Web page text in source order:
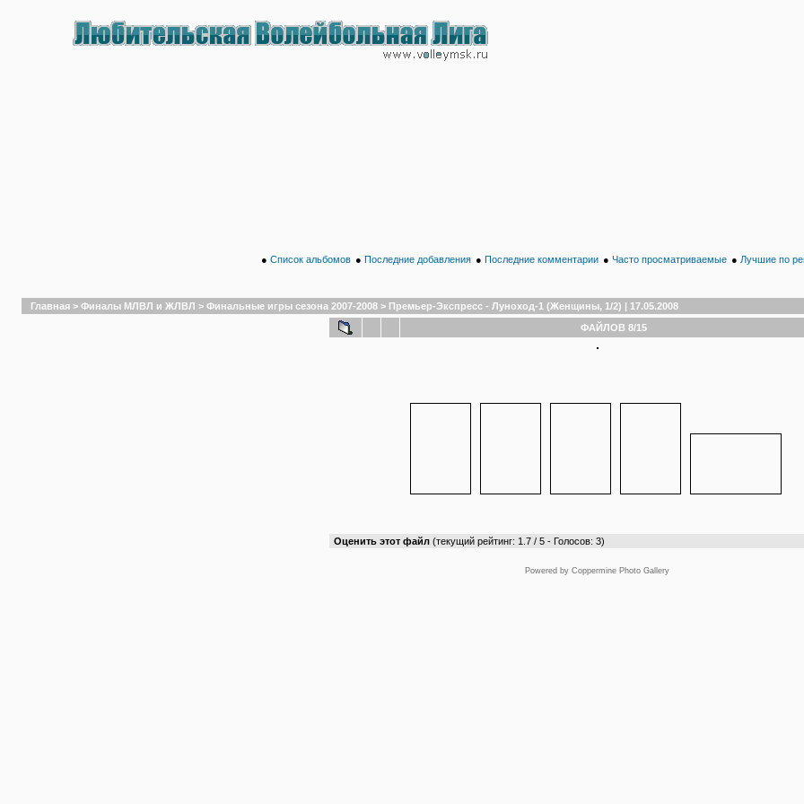
● Список альбомов ● Последние добавления ● Последние комментарии ● Часто просматриваемые ● Лучшие по
Главная > Финалы МЛВЛ и ЖЛВЛ > Финальные игры сезона 2007-2008 > Премьер-Экспресс - Луноход-1 (Женщины, 1/2) | 17.05.2008
ФАЙЛОВ 8/15
Оценить этот файл (текущий рейтинг: 1.7 / 5 - Голосов: 3)
Powered by Coppermine Photo Gallery